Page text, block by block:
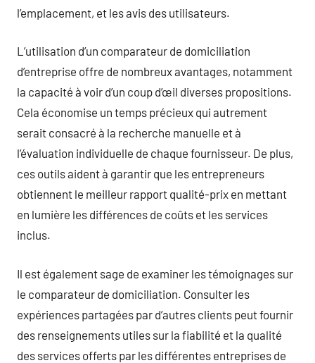
l’emplacement, et les avis des utilisateurs.
L’utilisation d’un comparateur de domiciliation
d’entreprise offre de nombreux avantages, notamment
la capacité à voir d’un coup d’œil diverses propositions.
Cela économise un temps précieux qui autrement
serait consacré à la recherche manuelle et à
l’évaluation individuelle de chaque fournisseur. De plus,
ces outils aident à garantir que les entrepreneurs
obtiennent le meilleur rapport qualité-prix en mettant
en lumière les différences de coûts et les services
inclus.
Il est également sage de examiner les témoignages sur
le comparateur de domiciliation. Consulter les
expériences partagées par d’autres clients peut fournir
des renseignements utiles sur la fiabilité et la qualité
des services offerts par les différentes entreprises de